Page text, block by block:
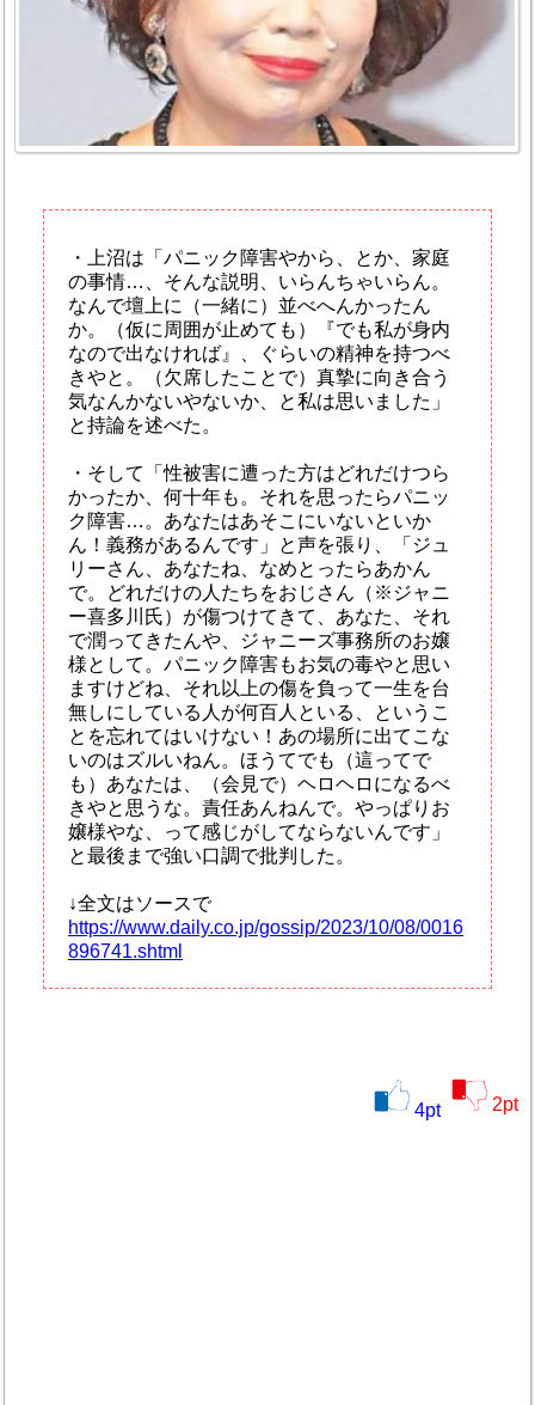
・上沼は「パニック障害やから、とか、家庭
の事情…、そんな説明、いらんちゃいらん。
なんで壇上に（一緒に）並べへんかったん
か。（仮に周囲が止めても）『でも私が身内
なので出なければ』、ぐらいの精神を持つべ
きやと。（欠席したことで）真摯に向き合う
気なんかないやないか、と私は思いました」
と持論を述べた。
・そして「性被害に遭った方はどれだけつら
かったか、何十年も。それを思ったらパニッ
ク障害…。あなたはあそこにいないといか
ん！義務があるんです」と声を張り、「ジュ
リーさん、あなたね、なめとったらあかん
で。どれだけの人たちをおじさん（※ジャニ
ー喜多川氏）が傷つけてきて、あなた、それ
で潤ってきたんや、ジャニーズ事務所のお嬢
様として。パニック障害もお気の毒やと思い
ますけどね、それ以上の傷を負って一生を台
無しにしている人が何百人といる、というこ
とを忘れてはいけない！あの場所に出てこな
いのはズルいねん。ほうてでも（這ってで
も）あなたは、（会見で）ヘロヘロになるべ
きやと思うな。責任あんねんで。やっぱりお
嬢様やな、って感じがしてならないんです」
と最後まで強い口調で批判した。
↓全文はソースで
https://www.daily.co.jp/gossip/2023/10/08/0016
896741.shtml
4pt 2pt